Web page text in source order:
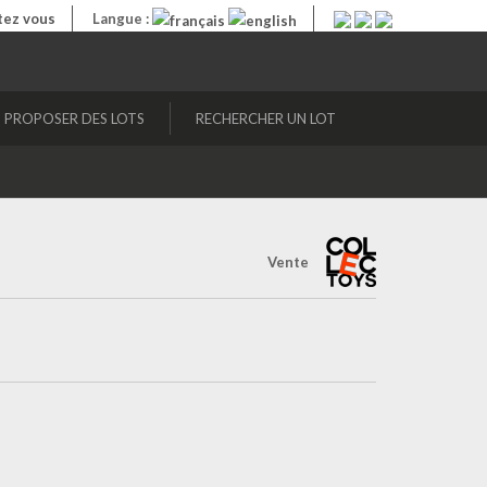
vous Langue :
PROPOSER DES LOTS RECHERCHER UN LOT
Vente